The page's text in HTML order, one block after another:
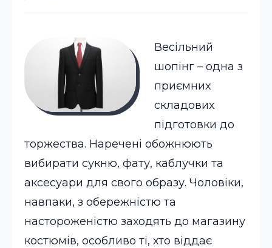
Весільний
шопінг – одна з
приємних
складових
підготовки до
торжества. Наречені обожнюють
вибирати сукню, фату, каблучки та
аксесуари для свого образу. Чоловіки,
навпаки, з обережністю та
настороженістю заходять до магазину
костюмів, особливо ті, хто віддає